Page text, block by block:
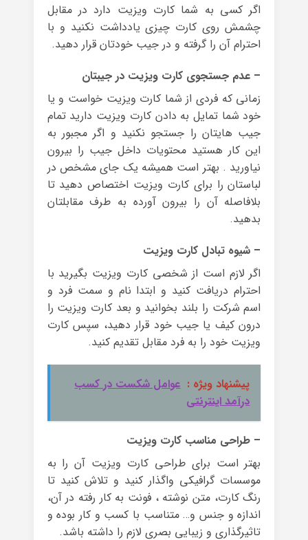
اگر کسی به شما کارت ویزیت دارد در مقابل
چشمش روی کارت چیزی یادداشت نکنید و با
احترام آن را گرفته و در جیب خودتان قرار دهید.
– عدم جستجوی کارت ویزیت در جیبتان
زمانی که فردی از شما کارت ویزیت خواست و یا
خود شما تمایل به دادن کارت ویزیت دارید تمام
جیب هایتان را جستجو نکنید و اگر مجبور به
این کار هستید محتویات داخل جیب را بیرون
نیاورید . بهتر است همیشه یک جای مشخص در
لباستان را برای کارت ویزیت اختصاص دهید تا
بلافاصله آن را بیرون آورده به طرف مقابلتان
بدهید.
– شیوه تبادل کارت ویزیت
اگر لازم است از شخصی کارت ویزیت بگیرید با
احترام دریافت کنید و ابتدا نام و سمت فرد و
اسم شرکت را بلند بخوانید و بعد کارت ویزیت را
درون کیف یا جیب خود قرار دهید، سپس کارت
ویزیت خود را به فرد مقابل تقدیم کنید.
پیشنهاد ویژه : عوامل شکست در کسب
درآمد اینترنتی
– طراحی مناسب کارت ویزیت
بهتر است برای طراحی کارت ویزیت آن را به
موسسات گرافیکی واگذار کنید و تلاش کنید تا
رنگ کارت، متن نوشته ، فونت به کار رفته در آن،
اندازه و جنس و… متناسب با کسب و کار بوده و
تاثیرگذاری و زیبایی بصری لازم را داشته باشد.